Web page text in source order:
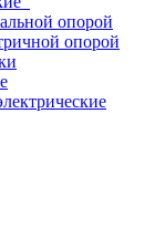
опорой
опорой